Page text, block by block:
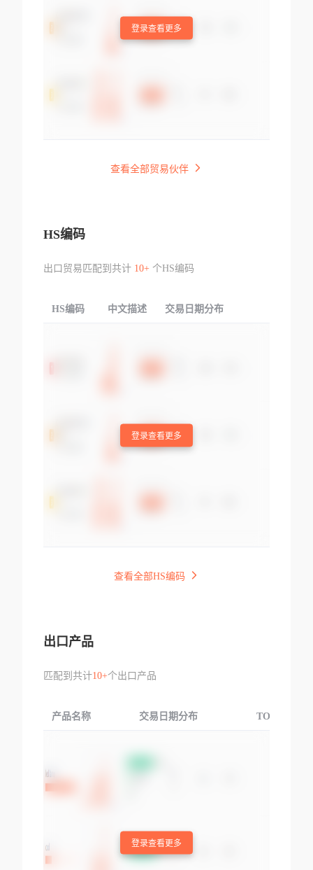
登录查看更多
查看全部贸易伙伴
HS编码
出口贸易匹配到共计 10+个HS编码
HS编码 中文描述 交易日期分布
登录查看更多
查看全部HS编码
出口产品
匹配到共计10+个出口产品
产品名称 交易日期分布 TOP3交易国
登录查看更多